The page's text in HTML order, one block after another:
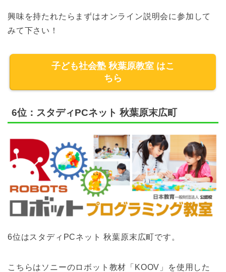
興味を持たれたらまずはオンライン説明会に参加して
みて下さい！
子ども社会塾 秋葉原教室 はこ
ちら
6位：スタディPCネット 秋葉原末広町
6位はスタディPCネット 秋葉原末広町です。
こちらはソニーのロボット教材「KOOV」を使用した